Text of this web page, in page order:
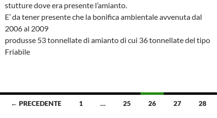
stutture dove era presente l’amianto.
E’ da tener presente che la bonifica ambientale avvenuta dal
2006 al 2009
produsse 53 tonnellate di amianto di cui 36 tonnellate del tipo
Friabile
Navigazione
← PRECEDENTE 1 … 25 26 27 28